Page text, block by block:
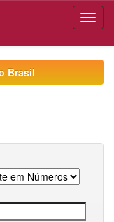
Brasil